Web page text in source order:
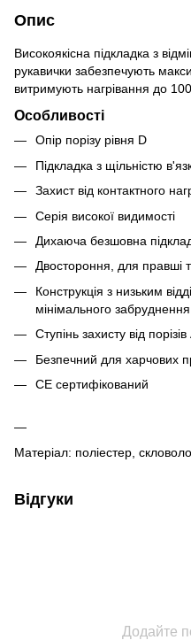
Опис
Високоякісна підкладка з
рукавички забезпечують
витримують нагрівання до 100
Особливості
Опір порізу рівня D
Підкладка з щільністю
Захист від контактного
Серія високої видимості
Дихаюча безшовна
Двостороння, для правші
Конструкція з низьким
мінімального забруднення
Ступінь захисту від
Безпечний для харчових
CE сертифікований
Матеріал: поліестер,
Відгуки
Додайте